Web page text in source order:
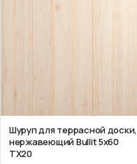
Шуруп для террасной доски,
нержавеющий Bullit 5х60
TX20